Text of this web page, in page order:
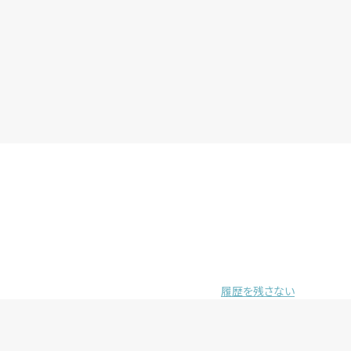
履歴を残さない